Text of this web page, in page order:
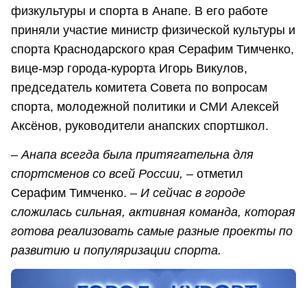
физкультуры и спорта в Анапе. В его работе
приняли участие министр физической культуры и
спорта Краснодарского края Серафим Тимченко,
вице-мэр города-курорта Игорь Викулов,
председатель комитета Совета по вопросам
спорта, молодежной политики и СМИ Алексей
Аксёнов, руководители анапских спортшкол.
– Анапа всегда была притягательна для
спортсменов со всей России, – отметил
Серафим Тимченко. – И сейчас в городе
сложилась сильная, активная команда, которая
готова реализовать самые разные проекты по
развитию и популяризации спорта.